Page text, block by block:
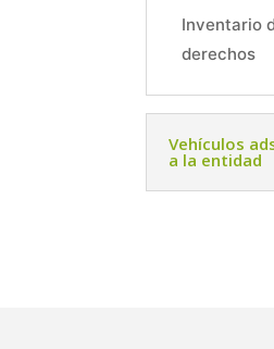
Inventario
derechos
Vehículos
a la entidad